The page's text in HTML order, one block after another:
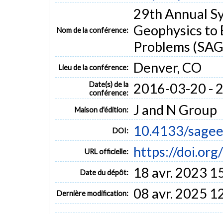
Nom de la conférence:
29th Annual
Geophysics to
Problems
Lieu de la conférence: Denver, CO
Date(s) de la
conférence:
2016-03-20 -
Maison d'édition: J and N Group
DOI: 10.4133/
URL officielle: https://
Date du dépôt: 18 avr. 2023
Dernière modification: 08 avr. 2025